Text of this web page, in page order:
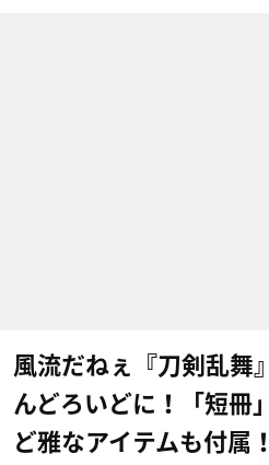
風流だねぇ『刀剣乱舞
んどろいどに！「短冊
ど雅なアイテムも付属！